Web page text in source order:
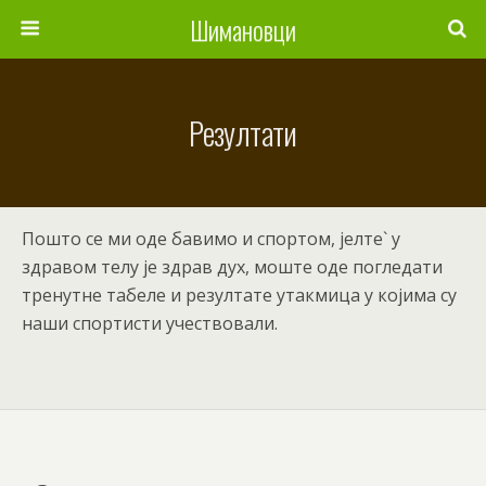
Шимановци
Резултати
Пошто се ми оде бавимо и спортом, јелте` у
здравом телу је здрав дух, моште оде погледати
тренутне табеле и резултате утакмица у којима су
наши спортисти учествовали.